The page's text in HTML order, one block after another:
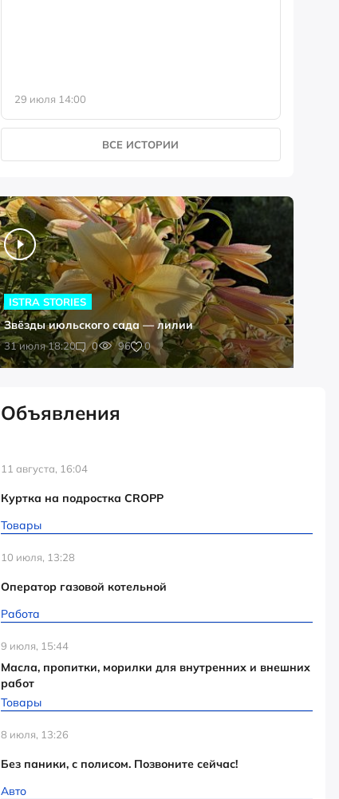
29 июля 14:00
ВСЕ ИСТОРИИ
31 июля 18:20 0 96 0
ISTRA STORIES
Звёзды июльского сада — лилии
Объявления
11 августа, 16:04
Куртка на подростка CROPP
Товары
10 июля, 13:28
Оператор газовой котельной
Работа
9 июля, 15:44
Масла, пропитки, морилки для внутренних и внешних
работ
Товары
8 июля, 13:26
Без паники, с полисом. Позвоните сейчас!
Авто